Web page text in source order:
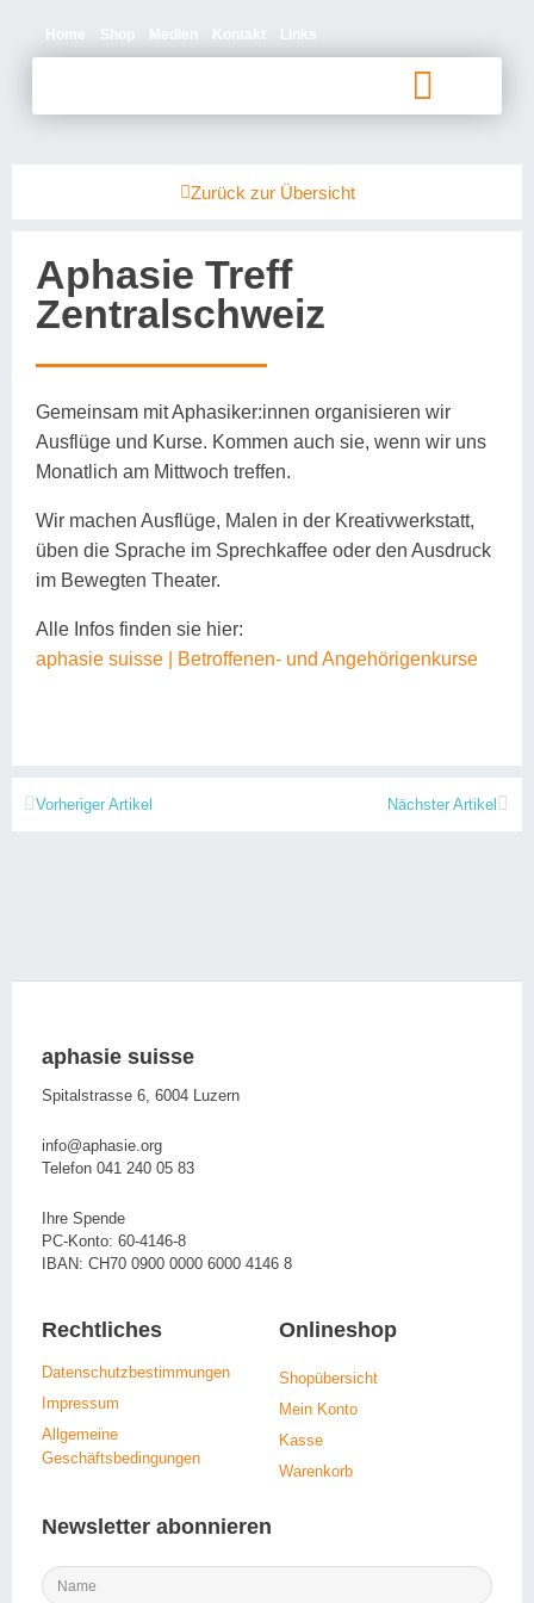
Home Shop Medien Kontakt Links
Zurück zur Übersicht
Aphasie Treff
Zentralschweiz
Gemeinsam mit Aphasiker:innen organisieren wir
Ausflüge und Kurse. Kommen auch sie, wenn wir uns
Monatlich am Mittwoch treffen.
Wir machen Ausflüge, Malen in der Kreativwerkstatt,
üben die Sprache im Sprechkaffee oder den Ausdruck
im Bewegten Theater.
Alle Infos finden sie hier:
aphasie suisse | Betroffenen- und Angehörigenkurse
Vorheriger Artikel Nächster Artikel
aphasie suisse
Spitalstrasse 6, 6004 Luzern
info@aphasie.org
Telefon 041 240 05 83
Ihre Spende
PC-Konto: 60-4146-8
IBAN: CH70 0900 0000 6000 4146 8
Rechtliches
Datenschutzbestimmungen
Impressum
Allgemeine
Geschäftsbedingungen
Onlineshop
Shopübersicht
Mein Konto
Kasse
Warenkorb
Newsletter abonnieren